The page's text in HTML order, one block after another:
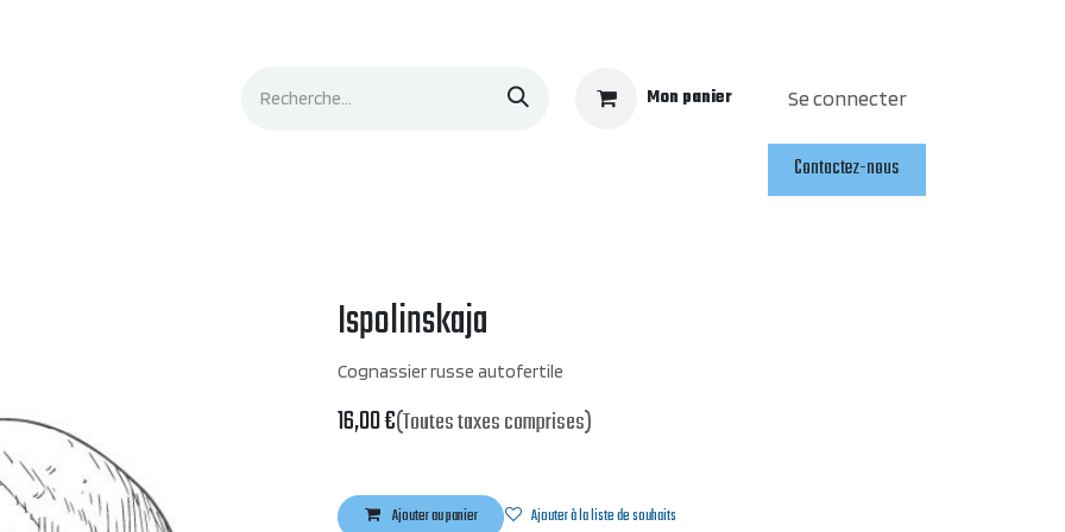
Mon panier Se connecter
Contactez-nous
Ispolinskaja
Cognassier russe autofertile
16,00€(Toutes taxes comprises)
Ajouter au panier Ajouter à la liste de souhaits